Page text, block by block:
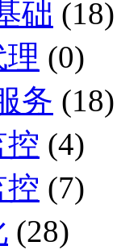
础 (18)
(0)
务 (18)
控 (4)
(7)
(28)